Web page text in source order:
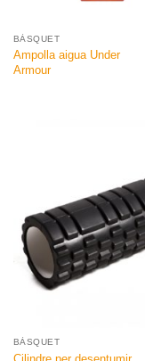
BÀSQUET
Ampolla aigua Under
Armour
BÀSQUET